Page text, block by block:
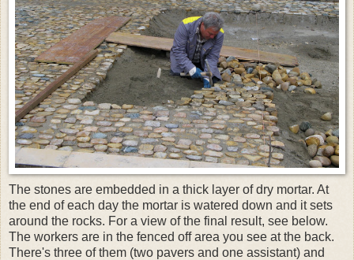
The stones are embedded in a thick layer of dry mortar. At
the end of each day the mortar is watered down and it sets
around the rocks. For a view of the final result, see below.
The workers are in the fenced off area you see at the back.
There's three of them (two pavers and one assistant) and